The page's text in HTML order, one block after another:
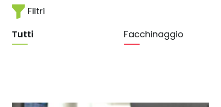
Filtri
Tutti
Facchinaggio